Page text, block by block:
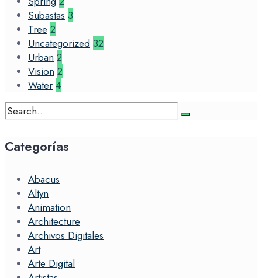
Subastas 3
Tree 2
Uncategorized 32
Urban 2
Vision 2
Water 4
Search
for:
Categorías
Abacus
Altyn
Animation
Architecture
Archivos Digitales
Art
Arte Digital